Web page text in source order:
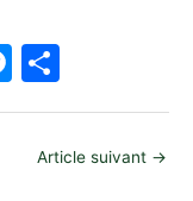
M
e ar
ta
g
Article suivant →